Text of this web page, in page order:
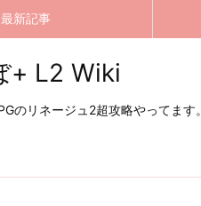
最新記事
+ L2 Wiki
のリネージュ2超攻略やってます